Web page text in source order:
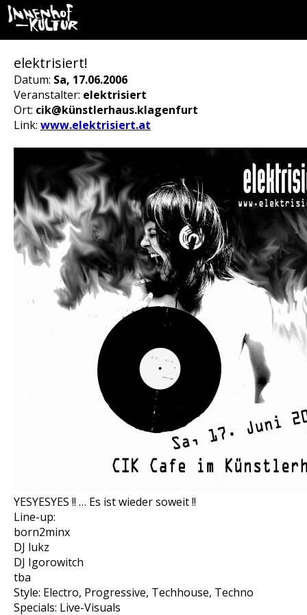
elektrisiert!
Datum: Sa, 17.06.2006
Veranstalter: elektrisiert
Ort: cik@künstlerhaus.klagenfurt
Link: www.elektrisiert.at
YESYESYES !! … Es ist wieder soweit !!
Line-up:
born2minx
DJ lukz
DJ Igorowitch
tba
Style: Electro, Progressive, Techhouse, Techno
Specials: Live-Visuals